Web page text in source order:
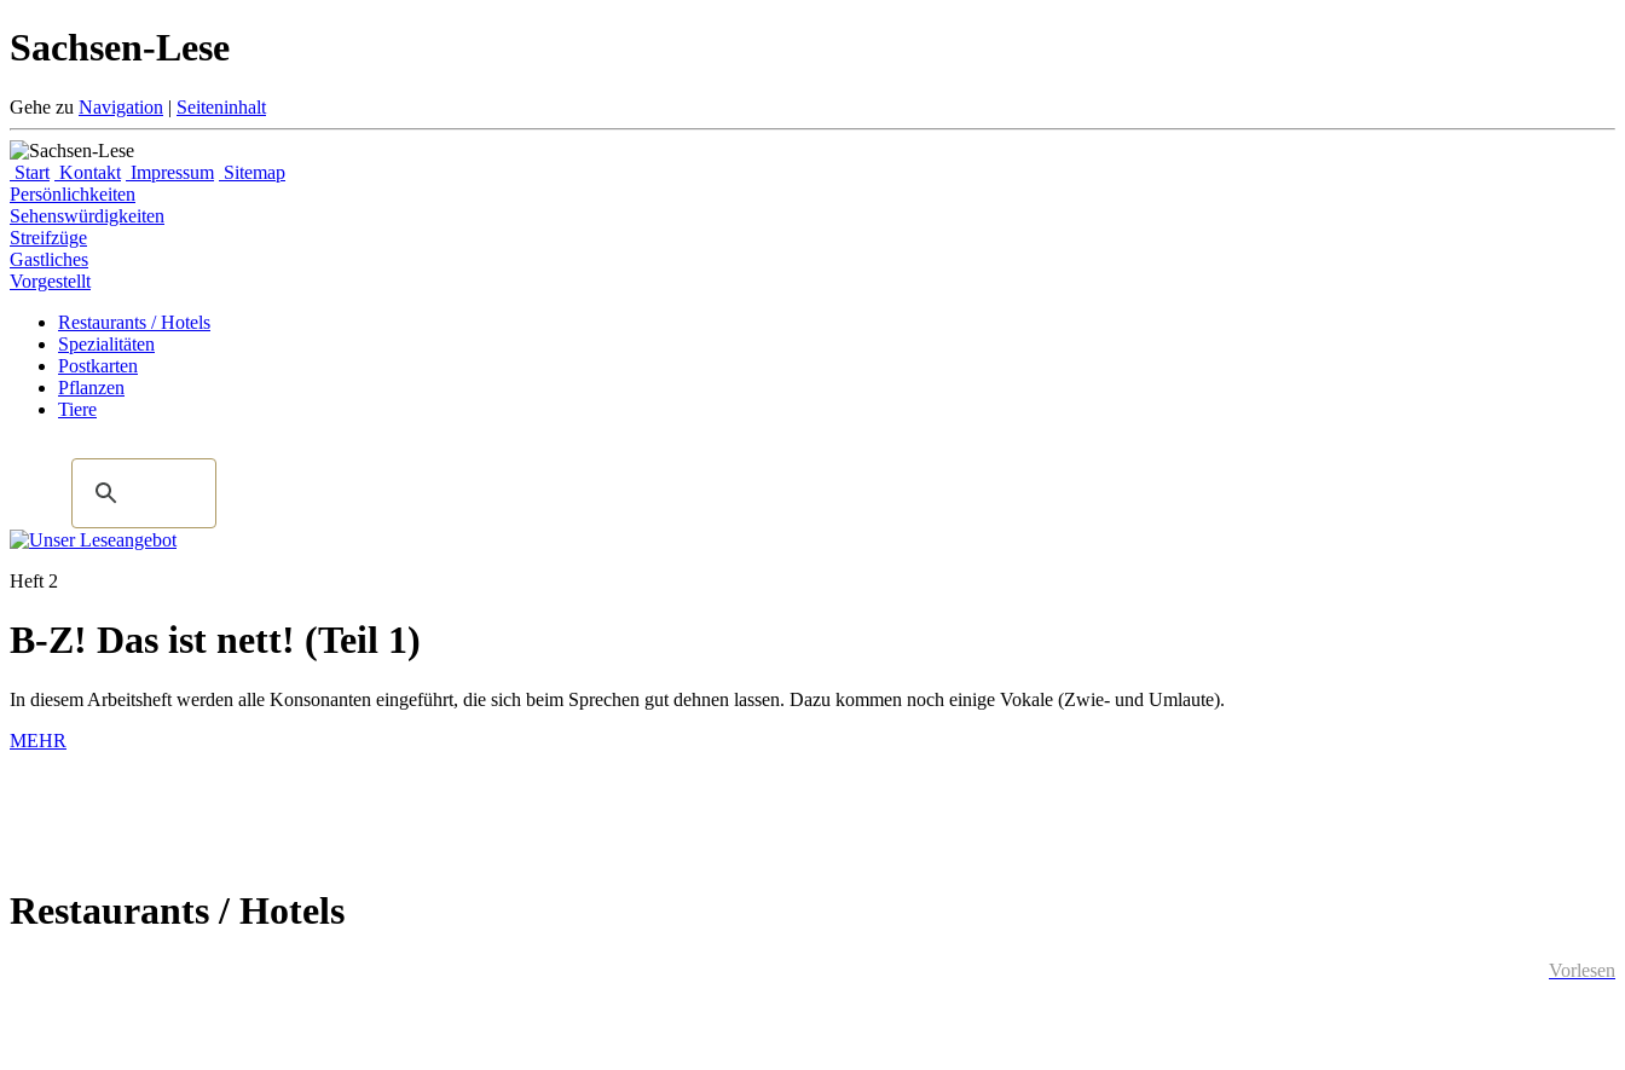
Sachsen-Lese
Gehe zu Navigation | Seiteninhalt
Start Kontakt Impressum Sitemap
Persönlichkeiten
Sehenswürdigkeiten
Streifzüge
Gastliches
Vorgestellt
Restaurants / Hotels
Spezialitäten
Postkarten
Pflanzen
Tiere
Heft 2
B-Z! Das ist nett! (Teil 1)
In diesem Arbeitsheft werden alle Konsonanten eingeführt, die sich beim Sprechen gut dehnen lassen. Dazu kommen noch einige Vokale (Zwie- und Umlaute).
MEHR
Restaurants / Hotels
Vorlesen